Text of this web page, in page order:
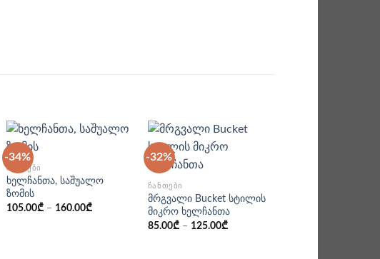
-34%
ᲩᲐᲜᲗᲔᲑᲘ
ხელჩანთა, საშუალო
ზომის
105.00₾ – 160.00₾
-32%
ᲩᲐᲜᲗᲔᲑᲘ
მრგვალი Bucket სტილის
მიკრო ხელჩანთა
85.00₾– 125.00₾